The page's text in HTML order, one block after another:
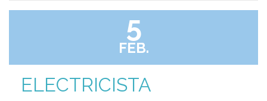
5
FEB.
ELECTRICISTA